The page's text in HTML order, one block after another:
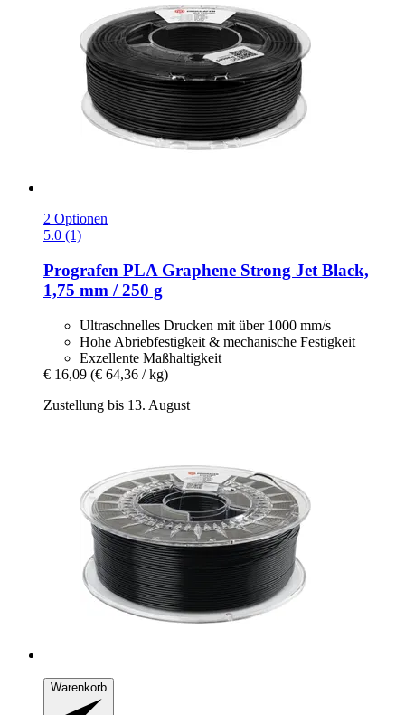
2 Optionen
5.0 (1)
Prografen PLA Graphene Strong Jet Black,
1,75 mm / 250 g
Ultraschnelles Drucken mit über 1000 mm/s
Hohe Abriebfestigkeit & mechanische Festigkeit
Exzellente Maßhaltigkeit
€ 16,09 (€ 64,36 / kg)
Zustellung bis 13. August
Warenkorb